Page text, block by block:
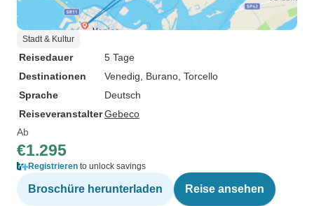
Stadt & Kultur
Reisedauer
5 Tage
Destinationen
Venedig , Burano , Torcello
Sprache
Deutsch
ReiseveranstalterGebeco
Ab
€1.295
Registrieren to unlock savings
Broschüre herunterladen Reise ansehen